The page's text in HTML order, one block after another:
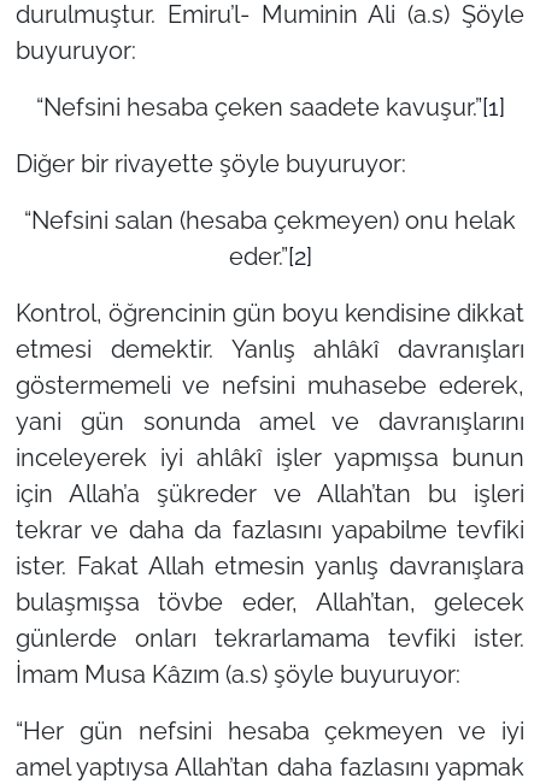
durulmuştur. Emiru’l- Muminin Ali (a.s) Şöyle
buyuruyor:
“Nefsini hesaba çeken saadete kavuşur.”[1]
Diğer bir rivayette şöyle buyuruyor:
“Nefsini salan (hesaba çekmeyen) onu helak
eder.”[2]
Kontrol, öğrencinin gün boyu kendisine dikkat
etmesi demektir. Yanlış ahlâkî davranışları
göstermemeli ve nefsini muhasebe ederek,
yani gün sonunda amel ve davranışlarını
inceleyerek iyi ahlâkî işler yapmışsa bunun
için Allah’a şükreder ve Allah’tan bu işleri
tekrar ve daha da fazlasını yapabilme tevfiki
ister. Fakat Allah etmesin yanlış davranışlara
bulaşmışsa tövbe eder, Allah’tan, gelecek
günlerde onları tekrarlamama tevfiki ister.
İmam Musa Kâzım (a.s) şöyle buyuruyor:
“Her gün nefsini hesaba çekmeyen ve iyi
amel yaptıysa Allah’tan daha fazlasını yapmak